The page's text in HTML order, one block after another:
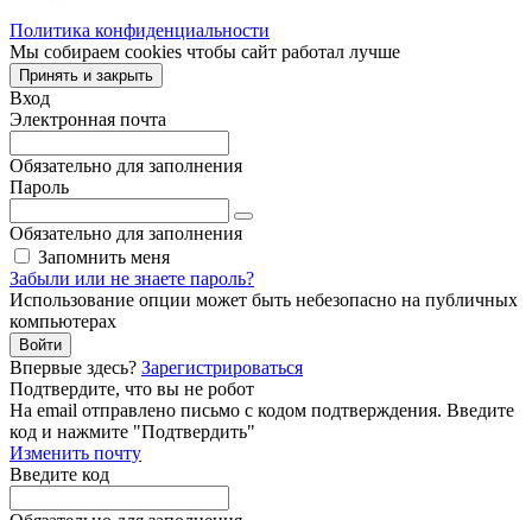
Политика конфиденциальности
Мы собираем cookies чтобы сайт работал лучше
Принять и закрыть
Вход
Электронная почта
Обязательно для заполнения
Пароль
Обязательно для заполнения
Запомнить меня
Забыли или не знаете пароль?
Использование опции может быть небезопасно на публичных
компьютерах
Войти
Впервые здесь? Зарегистрироваться
Подтвердите, что вы не робот
Ha email отправлено письмо с кодом подтверждения. Введите
код и нажмите "Подтвердить"
Изменить почту
Введите код